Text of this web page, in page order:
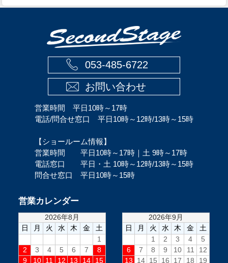
053-485-6722
お問い合わせ
営業時間 平日10時～17時
電話/問合せ窓口 平日10時～12時/13時～15時
【ショールーム情報】
営業時間 平日10時～17時｜土 9時～17時
電話窓口 平日・土 10時～12時/13時～15時
問合せ窓口 平日10時～15時
営業カレンダー